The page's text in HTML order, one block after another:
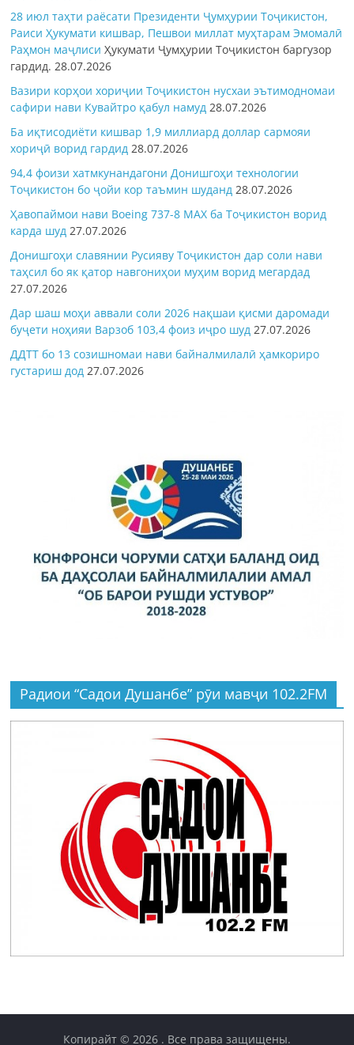
28 июл таҳти раёсати Президенти Ҷумҳурии Тоҷикистон,
Раиси Ҳукумати кишвар, Пешвои миллат муҳтарам Эмомалӣ
Раҳмон маҷлисиҲукумати Ҷумҳурии Тоҷикистон баргузор
гардид.28.07.2026
Вазири корҳои хориҷии Тоҷикистон нусхаи эътимодномаи
сафири нави Кувайтро қабул намуд 28.07.2026
Ба иқтисодиёти кишвар 1,9 миллиард доллар сармояи
хориҷӣ ворид гардид 28.07.2026
94,4 фоизи хатмкунандагони Донишгоҳи технологии
Тоҷикистон бо ҷойи кор таъмин шуданд 28.07.2026
Ҳавопаймои нави Boeing 737-8 MAX ба Тоҷикистон ворид
карда шуд 27.07.2026
Донишгоҳи славянии Русияву Тоҷикистон дар соли нави
таҳсил бо як қатор навгониҳои муҳим ворид мегардад
27.07.2026
Дар шаш моҳи аввали соли 2026 нақшаи қисми даромади
буҷети ноҳияи Варзоб 103,4 фоиз иҷро шуд 27.07.2026
ДДТТ бо 13 созишномаи нави байналмилалӣ ҳамкориро
густариш дод 27.07.2026
Радиои “Садои Душанбе” рӯи мавҷи 102.2FM
Копирайт © 2026 . Все права защищены.